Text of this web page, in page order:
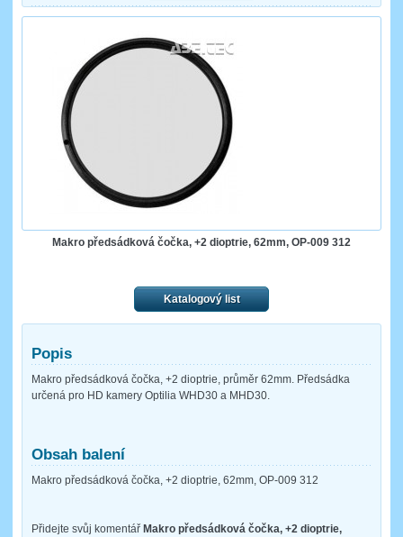
Makro předsádková čočka, +2 dioptrie, 62mm, OP-009 312
Katalogový list
Popis
Makro předsádková čočka, +2 dioptrie, průměr 62mm. Předsádka
určená pro HD kamery Optilia WHD30 a MHD30.
Obsah balení
Makro předsádková čočka, +2 dioptrie, 62mm, OP-009 312
Přidejte svůj komentář Makro předsádková čočka, +2 dioptrie,